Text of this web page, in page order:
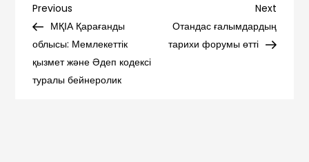
Навигация
по
записям
Previous
Post
Previous
МҚІА Қарағанды
облысы: Мемлекеттік
қызмет және Әдеп кодексі
туралы бейнеролик
Next
Post
Next
Отандас ғалымдардың
тарихи форумы өтті